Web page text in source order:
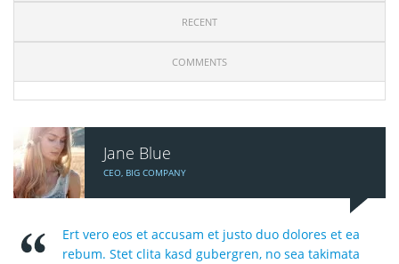
RECENT
COMMENTS
Jane Blue
CEO, BIG COMPANY
Ert vero eos et accusam et justo duo dolores et ea
rebum. Stet clita kasd gubergren, no sea takimata